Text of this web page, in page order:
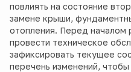
повлиять на состояние
замене крыши,
отопления. Перед началом
провести техническое
зафиксировать текущее
перечень изменений,